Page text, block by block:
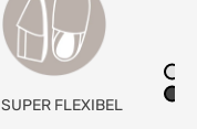
GETEILTES